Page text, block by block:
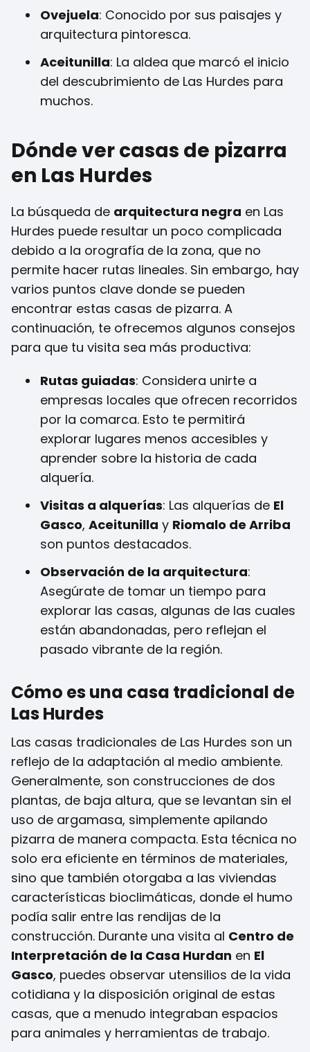
Ovejuela: Conocido por sus paisajes y
arquitectura pintoresca.
Aceitunilla: La aldea que marcó el inicio
del descubrimiento de Las Hurdes para
muchos.
Dónde ver casas de pizarra
en Las Hurdes
La búsqueda de arquitectura negra en Las
Hurdes puede resultar un poco complicada
debido a la orografía de la zona, que no
permite hacer rutas lineales. Sin embargo, hay
varios puntos clave donde se pueden
encontrar estas casas de pizarra. A
continuación, te ofrecemos algunos consejos
para que tu visita sea más productiva:
Rutas guiadas: Considera unirte a
empresas locales que ofrecen recorridos
por la comarca. Esto te permitirá
explorar lugares menos accesibles y
aprender sobre la historia de cada
alquería.
Visitas a alquerías: Las alquerías de El
Gasco, Aceitunilla y Riomalo de Arriba
son puntos destacados.
Observación de la arquitectura:
Asegúrate de tomar un tiempo para
explorar las casas, algunas de las cuales
están abandonadas, pero reflejan el
pasado vibrante de la región.
Cómo es una casa tradicional de
Las Hurdes
Las casas tradicionales de Las Hurdes son un
reflejo de la adaptación al medio ambiente.
Generalmente, son construcciones de dos
plantas, de baja altura, que se levantan sin el
uso de argamasa, simplemente apilando
pizarra de manera compacta. Esta técnica no
solo era eficiente en términos de materiales,
sino que también otorgaba a las viviendas
características bioclimáticas, donde el humo
podía salir entre las rendijas de la
construcción. Durante una visita al Centro de
Interpretación de la Casa Hurdan en El
Gasco, puedes observar utensilios de la vida
cotidiana y la disposición original de estas
casas, que a menudo integraban espacios
para animales y herramientas de trabajo.